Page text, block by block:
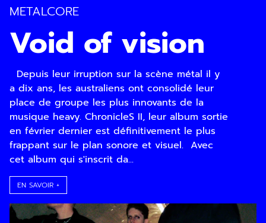
METALCORE
Void of vision
Depuis leur irruption sur la scène métal il y
a dix ans, les australiens ont consolidé leur
place de groupe les plus innovants de la
musique heavy. ChronicleS II, leur album sortie
en février dernier est définitivement le plus
frappant sur le plan sonore et visuel. Avec
cet album qui s'inscrit da...
EN SAVOIR +